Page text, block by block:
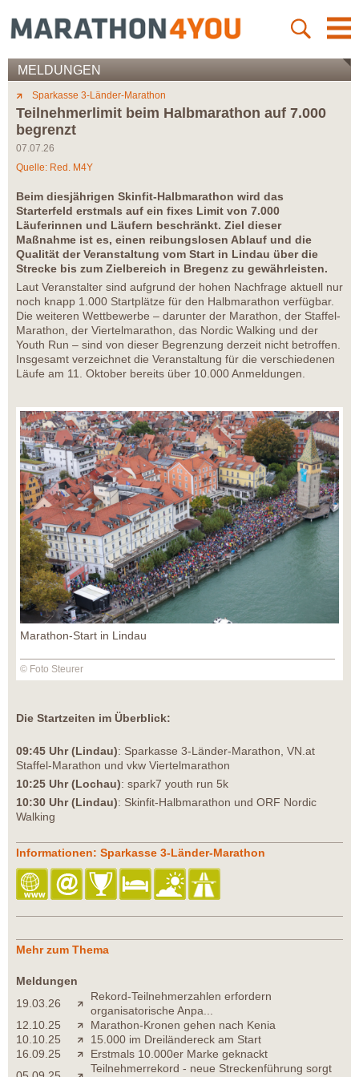
MELDUNGEN
Sparkasse 3-Länder-Marathon
Teilnehmerlimit beim Halbmarathon auf 7.000
begrenzt
07.07.26
Quelle: Red. M4Y
Beim diesjährigen Skinfit-Halbmarathon wird das
Starterfeld erstmals auf ein fixes Limit von 7.000
Läuferinnen und Läufern beschränkt. Ziel dieser
Maßnahme ist es, einen reibungslosen Ablauf und die
Qualität der Veranstaltung vom Start in Lindau über die
Strecke bis zum Zielbereich in Bregenz zu gewährleisten.
Laut Veranstalter sind aufgrund der hohen Nachfrage aktuell nur
noch knapp 1.000 Startplätze für den Halbmarathon verfügbar.
Die weiteren Wettbewerbe – darunter der Marathon, der Staffel-
Marathon, der Viertelmarathon, das Nordic Walking und der
Youth Run – sind von dieser Begrenzung derzeit nicht betroffen.
Insgesamt verzeichnet die Veranstaltung für die verschiedenen
Läufe am 11. Oktober bereits über 10.000 Anmeldungen.
Marathon-Start in Lindau
© Foto Steurer
Die Startzeiten im Überblick:
09:45 Uhr (Lindau): Sparkasse 3-Länder-Marathon, VN.at
Staffel-Marathon und vkw Viertelmarathon
10:25 Uhr (Lochau): spark7 youth run 5k
10:30 Uhr (Lindau): Skinfit-Halbmarathon und ORF Nordic
Walking
Informationen: Sparkasse 3-Länder-Marathon
Mehr zum Thema
Meldungen
19.03.26
Rekord-Teilnehmerzahlen erfordern
organisatorische Anpa...
12.10.25
Marathon-Kronen gehen nach Kenia
10.10.25
15.000 im Dreiländereck am Start
16.09.25
Erstmals 10.000er Marke geknackt
Teilnehmerrekord - neue Streckenführung sorgt